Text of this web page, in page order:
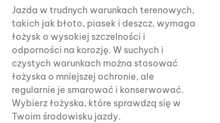
Jazda w trudnych warunkach terenowych,
takich jak błoto, piasek i deszcz, wymaga
łożysk o wysokiej szczelności i
odporności na korozję. W suchych i
czystych warunkach można stosować
łożyska o mniejszej ochronie, ale
regularnie je smarować i konserwować.
Wybierz łożyska, które sprawdzą się w
Twoim środowisku jazdy.